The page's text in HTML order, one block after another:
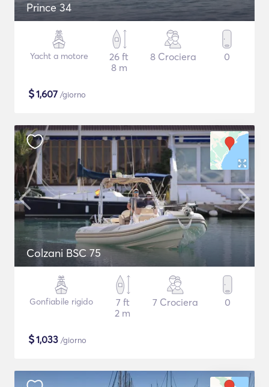
Prince 34
Yacht a motore
26 ft
8 m
8 Crociera 0
$1,607 /giorno
Colzani BSC 75
Gonfiabile rigido
7 ft
2 m
7 Crociera 0
$1,033 /giorno